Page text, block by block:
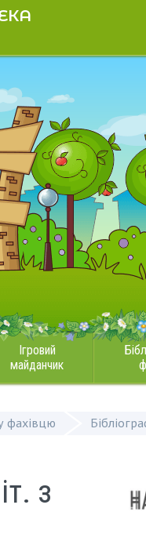
Ігровий
майданчик
фахівцю
з